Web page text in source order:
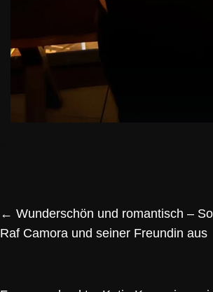
← Wunderschön und romantisch –
Raf Camora und seiner Freundin aus